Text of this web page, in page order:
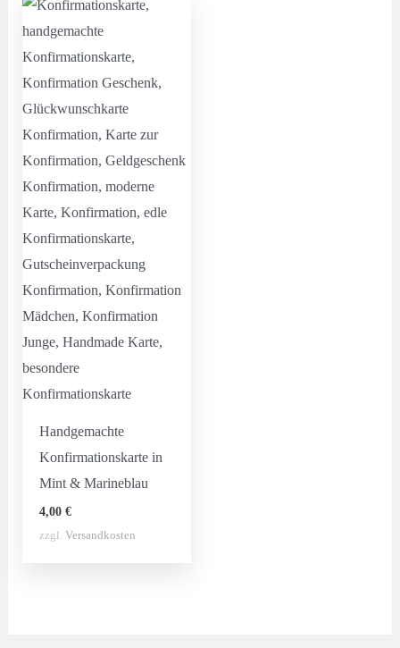
Handgemachte
Konfirmationskarte in
Mint & Marineblau
4,00 €
zzgl. Versandkosten